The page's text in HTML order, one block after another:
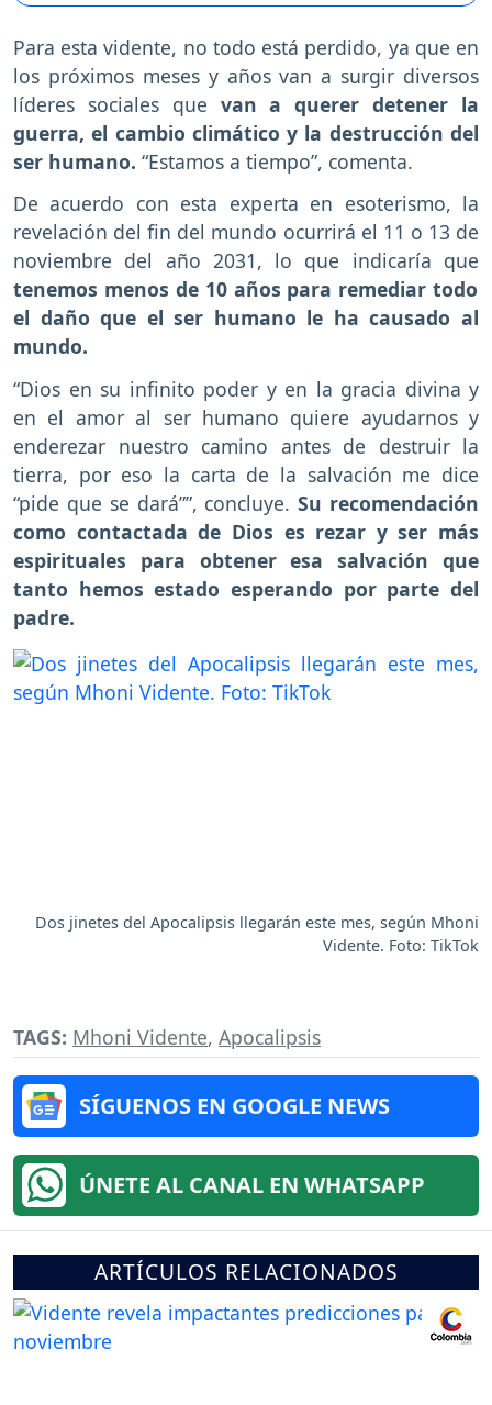
Para esta vidente, no todo está perdido, ya que en
los próximos meses y años van a surgir diversos
líderes sociales que van a querer detener la
guerra, el cambio climático y la destrucción del
ser humano. “Estamos a tiempo”, comenta.
De acuerdo con esta experta en esoterismo, la
revelación del fin del mundo ocurrirá el 11 o 13 de
noviembre del año 2031, lo que indicaría que
tenemos menos de 10 años para remediar todo
el daño que el ser humano le ha causado al
mundo.
“Dios en su infinito poder y en la gracia divina y
en el amor al ser humano quiere ayudarnos y
enderezar nuestro camino antes de destruir la
tierra, por eso la carta de la salvación me dice
“pide que se dará””, concluye.Su recomendación
como contactada de Dios es rezar y ser más
espirituales para obtener esa salvación que
tanto hemos estado esperando por parte del
padre.
Dos jinetes del Apocalipsis llegarán este mes, según Mhoni
Vidente. Foto: TikTok
TAGS: Mhoni Vidente, Apocalipsis
SÍGUENOS EN GOOGLE NEWS
ÚNETE AL CANAL EN WHATSAPP
ARTÍCULOS RELACIONADOS